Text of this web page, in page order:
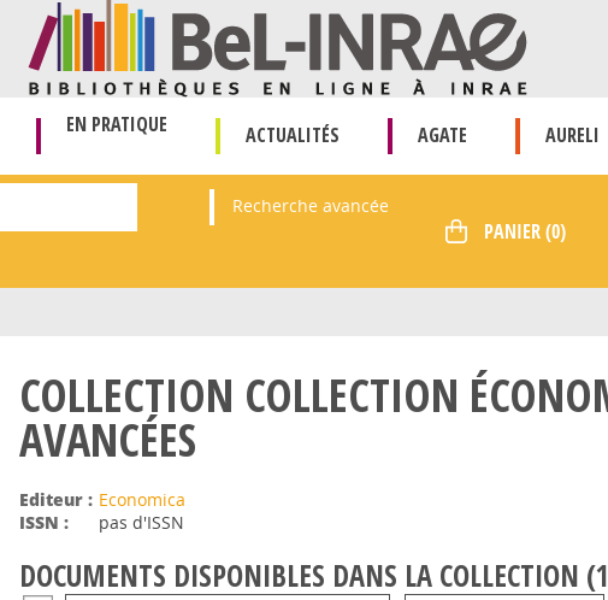
EN PRATIQUE ACTUALITÉS AGATE AURELI
Recherche avancée
COLLECTION COLLECTION
AVANCÉES
Editeur : Economica
ISSN :
pas d'ISSN
DOCUMENTS DISPONIBLES DANS LA COLLECTION (1